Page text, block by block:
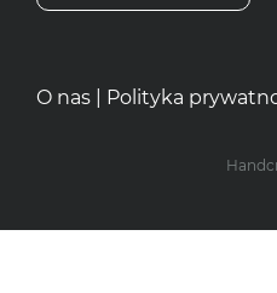
O nas Polityka